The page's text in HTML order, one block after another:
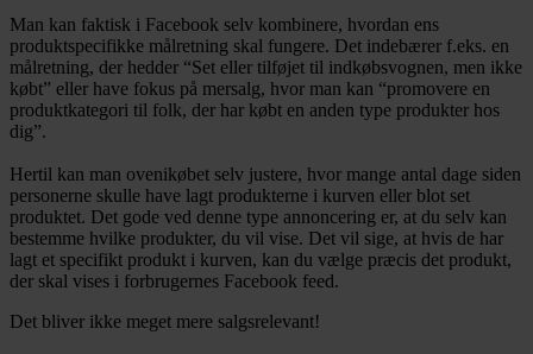
Man kan faktisk i Facebook selv kombinere, hvordan ens
produktspecifikke målretning skal fungere. Det indebærer f.eks. en
målretning, der hedder “Set eller tilføjet til indkøbsvognen, men ikke
købt” eller have fokus på mersalg, hvor man kan “promovere en
produktkategori til folk, der har købt en anden type produkter hos
dig”.
Hertil kan man ovenikøbet selv justere, hvor mange antal dage siden
personerne skulle have lagt produkterne i kurven eller blot set
produktet. Det gode ved denne type annoncering er, at du selv kan
bestemme hvilke produkter, du vil vise. Det vil sige, at hvis de har
lagt et specifikt produkt i kurven, kan du vælge præcis det produkt,
der skal vises i forbrugernes Facebook feed.
Det bliver ikke meget mere salgsrelevant!